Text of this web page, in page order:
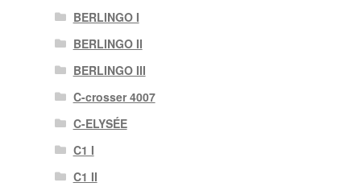
BERLINGO I
BERLINGO II
BERLINGO III
C-crosser 4007
C-ELYSÉE
C1 I
C1 II